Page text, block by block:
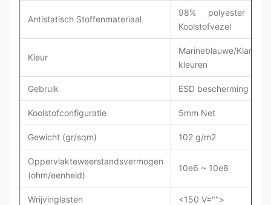
Antistatisch Stoffenmateriaal
98% polyester +
Koolstofvezel
Kleur
Marineblauwe/
kleuren
Gebruik ESD bescherming
Koolstofconfiguratie 5mm Net
Gewicht (gr/sqm) 102 g/m2
Oppervlakteweerstandsvermogen
(ohm/eenheid)
10e6 ~ 10e8
Wrijvinglasten <150 V="">